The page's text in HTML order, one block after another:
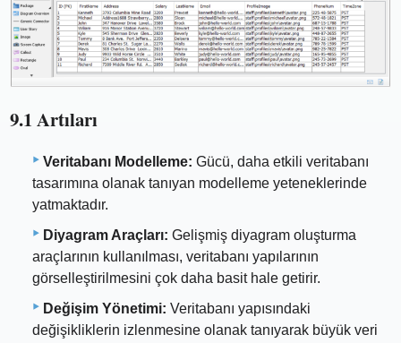
9.1 Artıları
Veritabanı Modelleme: Gücü, daha etkili veritabanı
tasarımına olanak tanıyan modelleme yeteneklerinde
yatmaktadır.
Diyagram Araçları: Gelişmiş diyagram oluşturma
araçlarının kullanılması, veritabanı yapılarının
görselleştirilmesini çok daha basit hale getirir.
Değişim Yönetimi: Veritabanı yapısındaki
değişikliklerin izlenmesine olanak tanıyarak büyük veri